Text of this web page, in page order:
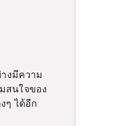
งมีความ
สนใจของ
ๆ ได้อีก